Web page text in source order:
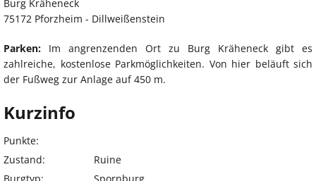
Burg Kräheneck
75172 Pforzheim - Dillweißenstein
Parken: Im angrenzenden Ort zu Burg Kräheneck gibt es
zahlreiche, kostenlose Parkmöglichkeiten. Von hier beläuft sich
der Fußweg zur Anlage auf 450 m.
Kurzinfo
Punkte:
Zustand:
Ruine